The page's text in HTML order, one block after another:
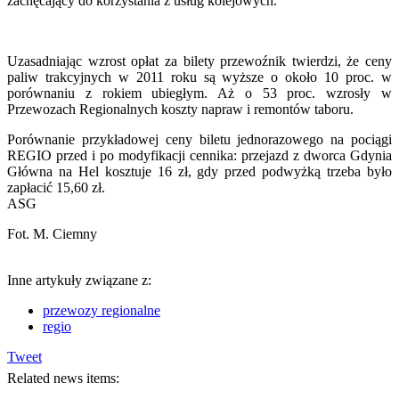
Uzasadniając wzrost opłat za bilety przewoźnik twierdzi, że ceny
paliw trakcyjnych w 2011 roku są wyższe o około 10 proc. w
porównaniu z rokiem ubiegłym. Aż o 53 proc. wzrosły w
Przewozach Regionalnych koszty napraw i remontów taboru.
Porównanie przykładowej ceny biletu jednorazowego na pociągi
REGIO przed i po modyfikacji cennika: przejazd z dworca Gdynia
Główna na Hel kosztuje 16 zł, gdy przed podwyżką trzeba było
zapłacić 15,60 zł.
ASG
Fot. M. Ciemny
Inne artykuły związane z:
przewozy regionalne
regio
Tweet
Related news items: